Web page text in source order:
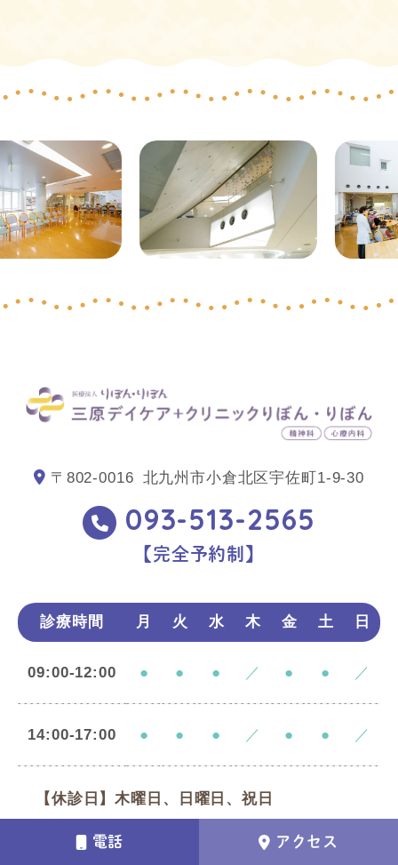
電話 アクセス
〒802-0016 北九州市小倉北区宇佐町1-9-30
093-513-2565
【完全予約制】
診療時間 月 火 水 木 金 土 日
09:00-12:00 ● ● ● ／ ● ● ／
14:00-17:00 ● ● ● ／ ● ● ／
【休診日】木曜日、日曜日、祝日